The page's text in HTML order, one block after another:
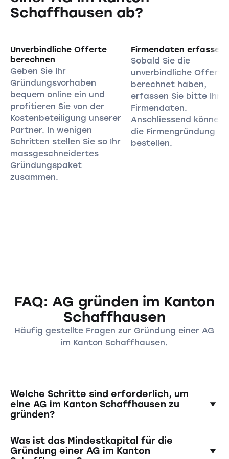
Schaffhausen ab?
Unverbindliche Offerte
berechnen
Geben Sie Ihr
Gründungsvorhaben
bequem online ein und
profitieren Sie von der
Kostenbeteiligung unserer
Partner. In wenigen
Schritten stellen Sie so Ihr
massgeschneidertes
Gründungspaket
zusammen.
Firmendaten erfassen
Sobald Sie die
unverbindliche Offerte
berechnet haben,
erfassen Sie bitte Ihre
Firmendaten.
Anschliessend können
die Firmengründung
bestellen.
FAQ: AG gründen im Kanton
Schaffhausen
Häufig gestellte Fragen zur Gründung einer AG
im Kanton Schaffhausen.
Welche Schritte sind erforderlich, um
eine AG im Kanton Schaffhausen zu
gründen?
Die Gründung einer AG erfordert die Erstellung
eines Gründungsvertrags, die Einzahlung des
Was ist das Mindestkapital für die
Gründung einer AG im Kanton